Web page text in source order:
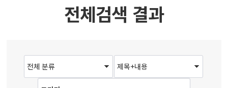
전체검색 결과